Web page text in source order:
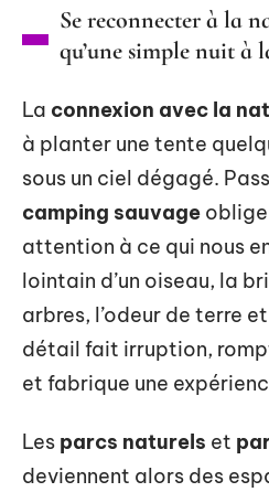
Se reconnecter à la
qu’une simple nuit à
La connexion avec la
à planter une tente
sous un ciel dégagé.
camping sauvage
attention à ce qui nous
lointain d’un oiseau, la
arbres, l’odeur de terre
détail fait irruption,
et fabrique une
Les parcs naturels et
deviennent alors des